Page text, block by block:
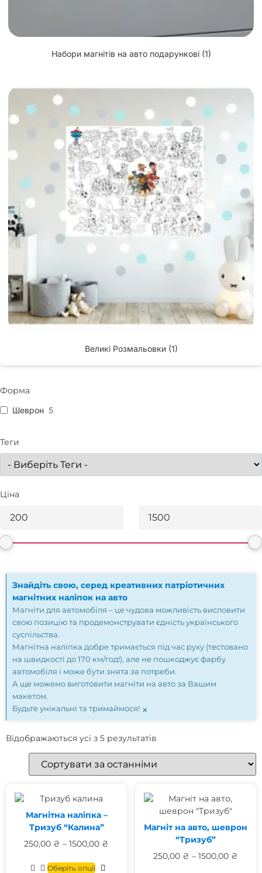
Набори магнітів на авто подарункові (1)
Великі Розмальовки (1)
Форма
Шеврон 5
Теги
Ціна
Знайдіть свою, серед креативних патріотичних
магнітних наліпок на авто
Магніти для автомобіля – це чудова можливість висловити
свою позицію та продемонструвати єдність українського
суспільства.
Магнітна наліпка добре тримається під час руху (тестовано
на швидкості до 170 км/год!), але не пошкоджує фарбу
автомобіля і може бути знята за потреби.
А ще можемо виготовити магніти на авто за Вашим
макетом.
Будьте унікальні та тримаймося! ×
Відображаються усі з 5 результатів
Магнітна наліпка –
Тризуб “Калина”
250,00 ₴ – 1500,00 ₴
Оберіть опції
Магніт на авто, шеврон
“Тризуб”
250,00 ₴ – 1500,00 ₴